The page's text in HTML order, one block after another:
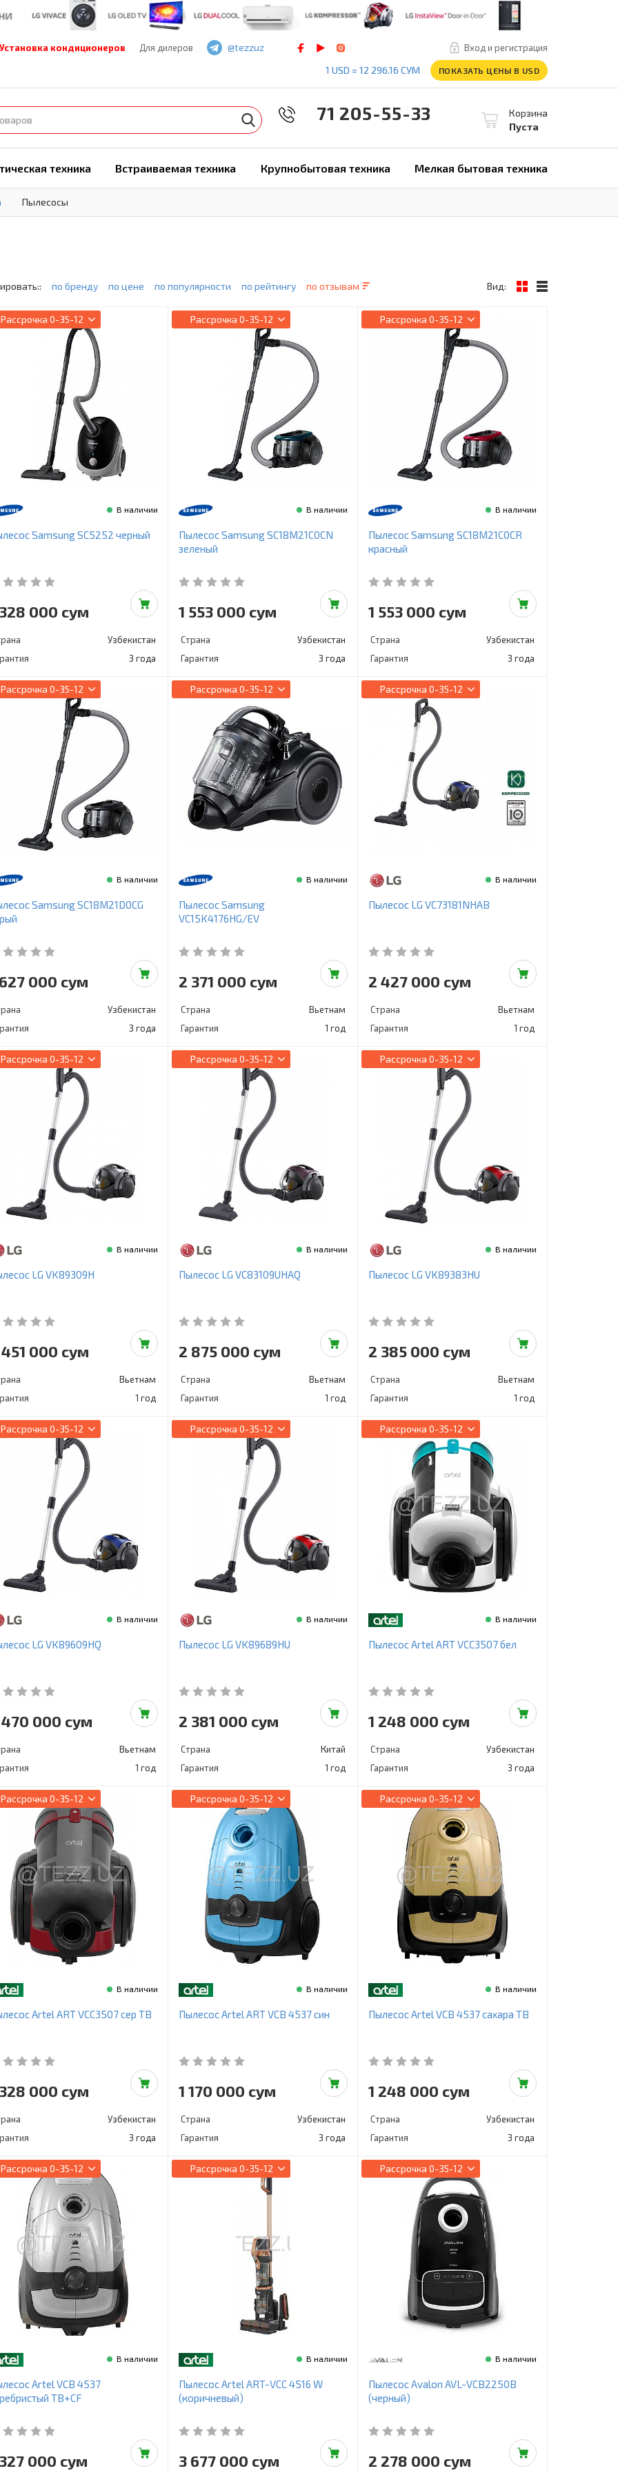
Установка кондиционеров Для дилеров Вход и регистрация
@tezzuz
1 USD = 12 296.16 СУМ
ПОКАЗАТЬ ЦЕНЫ В USD
Корзина
Пуста
71 205-55-33
техника Встраиваемая техника Крупнобытовая техника Мелкая бытовая техника
Пылесосы
по бренду по цене по популярности по рейтингу по отзывам Вид:
Рассрочка 0-35-12
В наличии
Samsung SC5252 черный
000 сум
Узбекистан
3 года
Рассрочка 0-35-12
В наличии
Пылесос Samsung SC18M21C0CN
зеленый
1 553 000 сум
Страна
Узбекистан
Гарантия
3 года
Рассрочка 0-35-12
В наличии
Пылесос Samsung SC18M21C0CR
красный
1 553 000 сум
Страна
Узбекистан
Гарантия
3 года
Рассрочка 0-35-12
В наличии
Samsung SC18M21D0CG
000 сум
Узбекистан
3 года
Рассрочка 0-35-12
В наличии
Пылесос Samsung
VC15K4176HG/EV
2 371 000 сум
Страна
Вьетнам
Гарантия
1 год
Рассрочка 0-35-12
В наличии
Пылесос LG VC73181NHAB
2 427 000 сум
Страна
Вьетнам
Гарантия
1 год
Рассрочка 0-35-12
В наличии
LG VK89309H
000 сум
Вьетнам
1 год
Рассрочка 0-35-12
В наличии
Пылесос LG VC83109UHAQ
2 875 000 сум
Страна
Вьетнам
Гарантия
1 год
Рассрочка 0-35-12
В наличии
Пылесос LG VK89383HU
2 385 000 сум
Страна
Вьетнам
Гарантия
1 год
Рассрочка 0-35-12
В наличии
LG VK89609HQ
000 сум
Вьетнам
1 год
Рассрочка 0-35-12
В наличии
Пылесос LG VK89689HU
2 381 000 сум
Страна
Китай
Гарантия
1 год
Рассрочка 0-35-12
В наличии
Пылесос Artel ART VCC3507 бел
1 248 000 сум
Страна
Узбекистан
Гарантия
3 года
Рассрочка 0-35-12
В наличии
Artel ART VCC3507 сер ТВ
000 сум
Узбекистан
3 года
Рассрочка 0-35-12
В наличии
Пылесос Artel ART VCB 4537 син
1 170 000 сум
Страна
Узбекистан
Гарантия
3 года
Рассрочка 0-35-12
В наличии
Пылесос Artel VCB 4537 сахара ТВ
1 248 000 сум
Страна
Узбекистан
Гарантия
3 года
Рассрочка 0-35-12
В наличии
Artel VCB 4537
ТВ+CF
000 сум
Рассрочка 0-35-12
В наличии
Пылесос Artel ART-VCC 4516 W
(коричневый)
3 677 000 сум
Рассрочка 0-35-12
В наличии
Пылесос Avalon AVL-VCB2250B
(черный)
2 278 000 сум